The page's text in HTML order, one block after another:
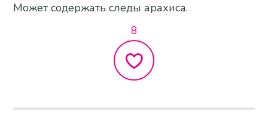
Может содержать следы арахиса.
8